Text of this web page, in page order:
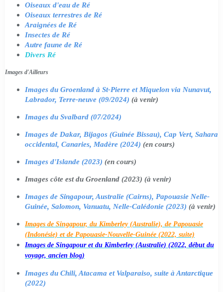
Oiseaux d'eau de Ré
Oiseaux terrestres de Ré
Araignées de Ré
Insectes de Ré
Autre faune de Ré
Divers Ré
Images d'Ailleurs
Images du Groenland à St-Pierre et Miquelon via Nunavut,
Labrador, Terre-neuve (09/2024) (à venir)
Images du Svalbard (07/2024)
Images de Dakar, Bijagos (Guinée Bissau), Cap Vert, Sahara
occidental, Canaries, Madère (2024) (en cours)
Images d'Islande (2023) (en cours)
Images côte est du Groenland (2023) (à venir)
Images de Singapour, Australie (Cairns), Papouasie Nelle-
Guinée, Salomon, Vanuatu, Nelle-Calédonie (2023) (à venir)
Images de Singapour, du Kimberley (Australie), de Papouasie
(Indonésie) et de Papouasie-Nouvelle-Guinée (2022, suite)
Images de Singapour et du Kimberley (Australie) (2022, début du
voyage, ancien blog)
Images du Chili, Atacama et Valparaiso, suite à Antarctique
(2022)